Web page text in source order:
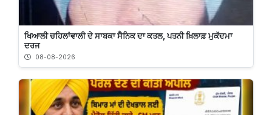
ਖਿਆਲੀ ਚਹਿਲਾਂਵਾਲੀ ਦੇ ਸਾਬਕਾ ਸੈਨਿਕ ਦਾ ਕਤਲ, ਪਤਨੀ ਖ਼ਿਲਾਫ਼ ਮੁਕੱਦਮਾ
ਦਰਜ
08-08-2026